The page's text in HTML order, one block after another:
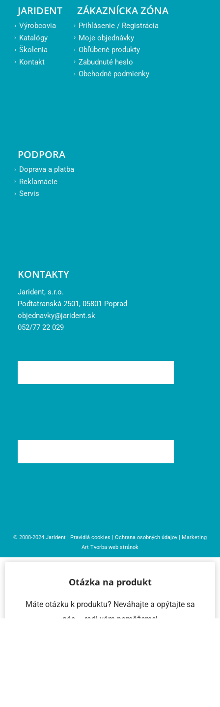
JARIDENT
Výrobcovia
Katalógy
Školenia
Kontakt
ZÁKAZNÍCKA ZÓNA
Prihlásenie / Registrácia
Moje objednávky
Obľúbené produkty
Zabudnuté heslo
Obchodné podmienky
PODPORA
Doprava a platba
Reklamácie
Servis
KONTAKTY
Jarident, s.r.o.
Podtatranská 2501, 05801 Poprad
objednavky@jarident.sk
052/77 22 029
© 2008-2024 Jarident | Pravidlá cookies | Ochrana osobných údajov | Marketing
Art Tvorba web stránok
Otázka na produkt
Máte otázku k produktu? Neváhajte a opýtajte sa
nás – radi vám pomôžeme!